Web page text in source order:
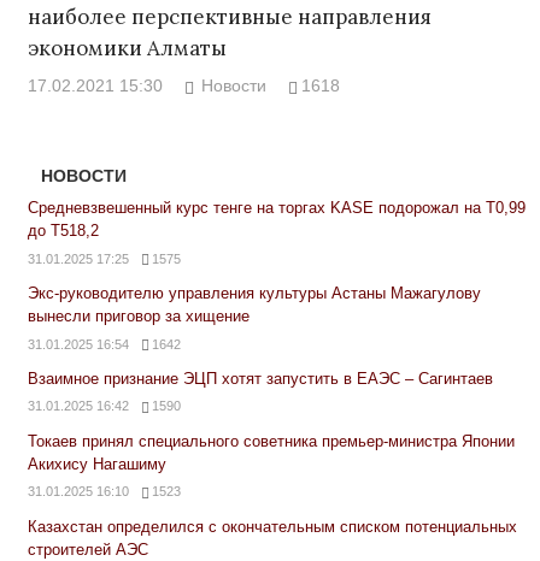
наиболее перспективные направления
экономики Алматы
17.02.2021 15:30 Новости 1618
НОВОСТИ
Средневзвешенный курс тенге на торгах KASE подорожал на Т0,99
до Т518,2
31.01.2025 17:25 1575
Экс-руководителю управления культуры Астаны Мажагулову
вынесли приговор за хищение
31.01.2025 16:54 1642
Взаимное признание ЭЦП хотят запустить в ЕАЭС – Сагинтаев
31.01.2025 16:42 1590
Токаев принял специального советника премьер-министра Японии
Акихису Нагашиму
31.01.2025 16:10 1523
Казахстан определился с окончательным списком потенциальных
строителей АЭС